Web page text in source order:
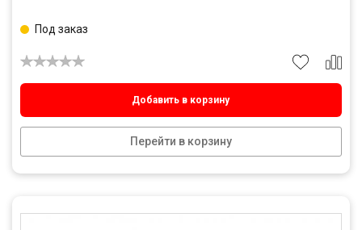
Добавить в корзину
Перейти в корзину
Под заказ